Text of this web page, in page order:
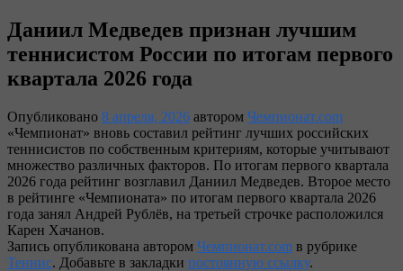
Даниил Медведев признан лучшим
теннисистом России по итогам первого
квартала 2026 года
Опубликовано 8 апреля, 2026 автором Чемпионат.com
«Чемпионат» вновь составил рейтинг лучших российских
теннисистов по собственным критериям, которые учитывают
множество различных факторов. По итогам первого квартала
2026 года рейтинг возглавил Даниил Медведев. Второе место
в рейтинге «Чемпионата» по итогам первого квартала 2026
года занял Андрей Рублёв, на третьей строчке расположился
Карен Хачанов.
Запись опубликована автором Чемпионат.com в рубрике
Теннис. Добавьте в закладки постоянную ссылку.